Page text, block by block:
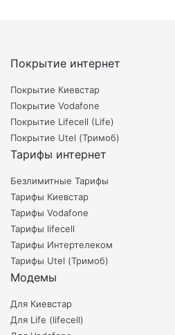
Покрытие интернет
Покрытие Киевстар
Покрытие Vodafone
Покрытие Lifecell (Life)
Покрытие Utel (Тримоб)
Тарифы интернет
Безлимитные Тарифы
Тарифы Киевстар
Тарифы Vodafone
Тарифы lifecell
Тарифы Интертелеком
Тарифы Utel (Тримоб)
Модемы
Для Киевстар
Для Life (lifecell)